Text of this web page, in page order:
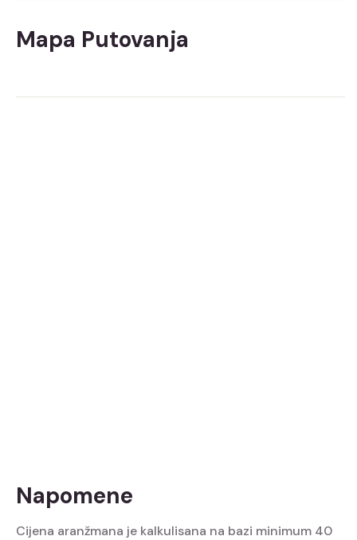
Mapa Putovanja
Napomene
Cijena aranžmana je kalkulisana na bazi minimum 40